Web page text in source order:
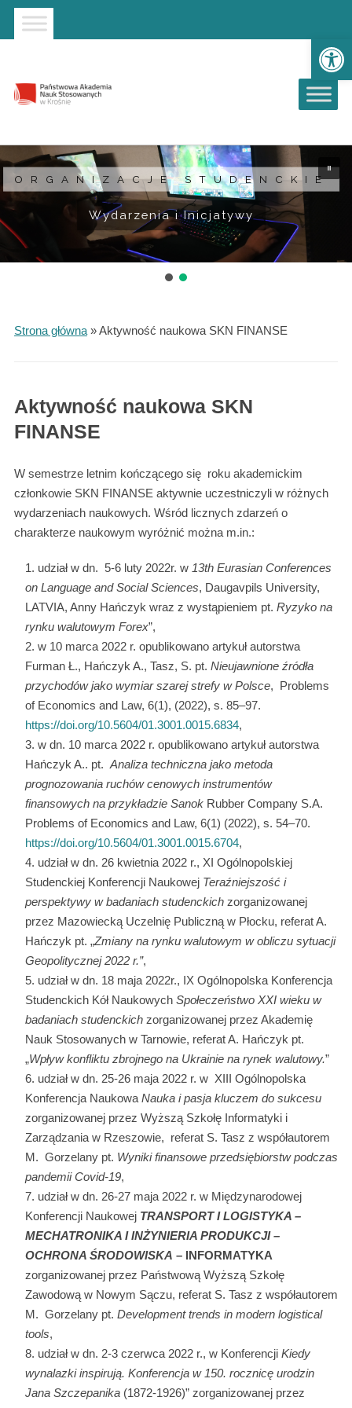
Strona główna
Przejdź do wyszukiwarki
Przejdź do menu głównego
ORGANIZACJE STUDENCKIE
Wydarzenia i Inicjatywy
Strona główna»Aktywność naukowa SKN FINANSE
Aktywność naukowa SKN
FINANSE
W semestrze letnim kończącego się roku akademickim
członkowie SKN FINANSE aktywnie uczestniczyli w różnych
wydarzeniach naukowych. Wśród licznych zdarzeń o
charakterze naukowym wyróżnić można m.in.:
udział w dn. 5-6 luty 2022r. w 13th Eurasian Conferences
on Language and Social Sciences, Daugavpils University,
LATVIA, Anny Hańczyk wraz z wystąpieniem pt. Ryzyko na
rynku walutowym Forex”,
w 10 marca 2022 r. opublikowano artykuł autorstwa
Furman Ł., Hańczyk A., Tasz, S. pt. Nieujawnione źródła
przychodów jako wymiar szarej strefy w Polsce, Problems
of Economics and Law, 6(1), (2022), s. 85–97.
https://doi.org/10.5604/01.3001.0015.6834,
w dn. 10 marca 2022 r. opublikowano artykuł autorstwa
Hańczyk A.. pt. Analiza techniczna jako metoda
prognozowania ruchów cenowych instrumentów
finansowych na przykładzie SanokRubber Company S.A.
Problems of Economics and Law, 6(1) (2022), s. 54–70.
https://doi.org/10.5604/01.3001.0015.6704,
udział w dn. 26 kwietnia 2022 r., XI Ogólnopolskiej
Studenckiej Konferencji Naukowej Teraźniejszość i
perspektywy w badaniach studenckichzorganizowanej
przez Mazowiecką Uczelnię Publiczną w Płocku, referat A.
Hańczyk pt. „Zmiany na rynku walutowym w obliczu sytuacji
Geopolitycznej 2022 r.”,
udział w dn. 18 maja 2022r., IX Ogólnopolska Konferencja
Studenckich Kół Naukowych Społeczeństwo XXI wieku w
badaniach studenckichzorganizowanej przez Akademię
Nauk Stosowanych w Tarnowie, referat A. Hańczyk pt.
„Wpływ konfliktu zbrojnego na Ukrainie na rynek walutowy.”
udział w dn. 25-26 maja 2022 r. w XIII Ogólnopolska
Konferencja Naukowa Nauka i pasja kluczem do sukcesu
zorganizowanej przez Wyższą Szkołę Informatyki i
Zarządzania w Rzeszowie, referat S. Tasz z współautorem
M. Gorzelany pt. Wyniki finansowe przedsiębiorstw podczas
pandemii Covid-19,
udział w dn. 26-27 maja 2022 r. w Międzynarodowej
Konferencji Naukowej TRANSPORT I LOGISTYKA –
MECHATRONIKA I INŻYNIERIA PRODUKCJI –
OCHRONA ŚRODOWISKA – INFORMATYKA
zorganizowanej przez Państwową Wyższą Szkołę
Zawodową w Nowym Sączu, referat S. Tasz z współautorem
M. Gorzelany pt. Development trends in modern logistical
tools,
udział w dn. 2-3 czerwca 2022 r., w Konferencji Kiedy
wynalazki inspirują. Konferencja w 150. rocznicę urodzin
Jana Szczepanika(1872-1926)” zorganizowanej przez